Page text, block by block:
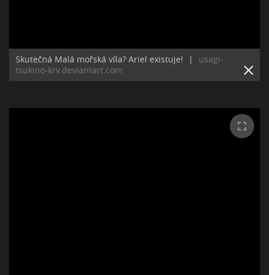
Skutečná Malá mořská víla? Ariel existuje! |
usagi-
tsukino-krv.deviantart.com